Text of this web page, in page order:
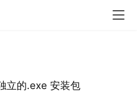
立的.exe 安装包